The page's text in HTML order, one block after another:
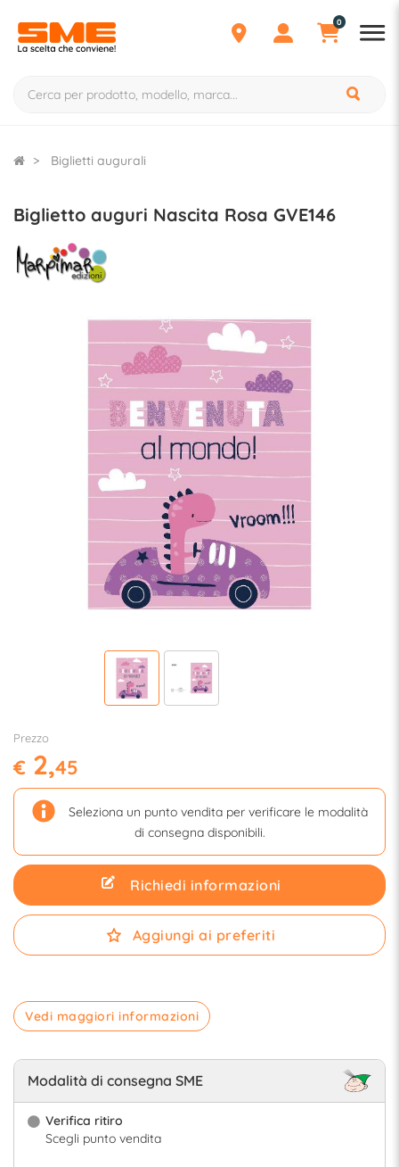
0
Biglietti augurali
Biglietto auguri Nascita Rosa GVE146
Prezzo
€ 2,45
Seleziona un punto vendita per verificare le modalità
di consegna disponibili.
Richiedi informazioni
Aggiungi ai preferiti
Vedi maggiori informazioni
Modalità di consegna SME
Verifica ritiro
Scegli punto vendita